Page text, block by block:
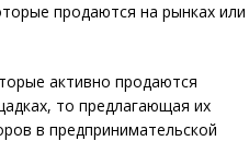
продаются на рынках или
активно продаются
то предлагающая их
в предпринимательской